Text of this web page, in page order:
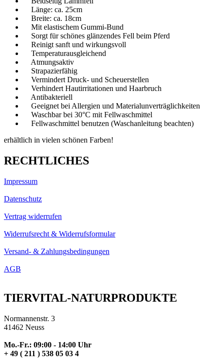
Länge: ca. 25cm
Breite: ca. 18cm
Mit elastischem Gummi-Bund
Sorgt für schönes glänzendes Fell beim Pferd
Reinigt sanft und wirkungsvoll
Temperaturausgleichend
Atmungsaktiv
Strapazierfähig
Vermindert Druck- und Scheuerstellen
Verhindert Hautirritationen und Haarbruch
Antibakteriell
Geeignet bei Allergien und Materialunverträglichkeiten
Waschbar bei 30°C mit Fellwaschmittel
Fellwaschmittel benutzen (Waschanleitung beachten)
erhältlich in vielen schönen Farben!
RECHTLICHES
Impressum
Datenschutz
Vertrag widerrufen
Widerrufsrecht & Widerrufsformular
Versand- & Zahlungsbedingungen
AGB
TIERVITAL-NATURPRODUKTE
Normannenstr. 3
41462 Neuss
Mo.-Fr.: 09:00 - 14:00 Uhr
+ 49 ( 211 ) 538 05 03 4